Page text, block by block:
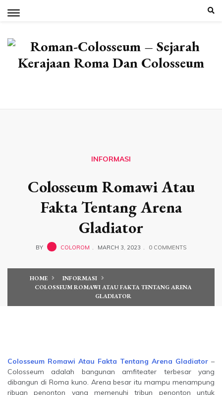
INFORMASI
Colosseum Romawi Atau
Fakta Tentang Arena
Gladiator
BY COLOROM MARCH 3, 2023 0 COMMENTS
HOME
INFORMASI
COLOSSEUM ROMAWI ATAU FAKTA TENTANG ARENA
GLADIATOR
Colosseum Romawi Atau Fakta Tentang Arena Gladiator –
Colosseum adalah bangunan amfiteater terbesar yang
dibangun di Roma kuno. Arena besar itu mampu menampung
ribuan penonton yang memenuhi tribun penonton untuk